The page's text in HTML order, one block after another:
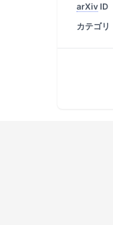
arXiv ID
カテゴリ